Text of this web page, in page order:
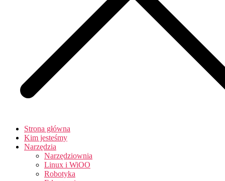
Strona główna
Kim jesteśmy
Narzędzia
Narzędziownia
Linux i WiOO
Robotyka